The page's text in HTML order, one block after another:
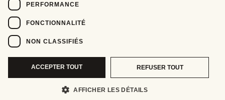
PERFORMANCE
FONCTIONNALITÉ
NON CLASSIFIÉS
ACCEPTER TOUT REFUSER TOUT
AFFICHER LES DÉTAILS